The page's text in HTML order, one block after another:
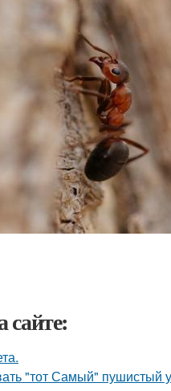
сайте:
"тот Самый" пушистый